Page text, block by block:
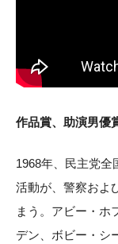
作品賞、助演男優
1968年、民主党全
活動が、警察およ
まう。アビー・ホ
デン、ボビー・シ